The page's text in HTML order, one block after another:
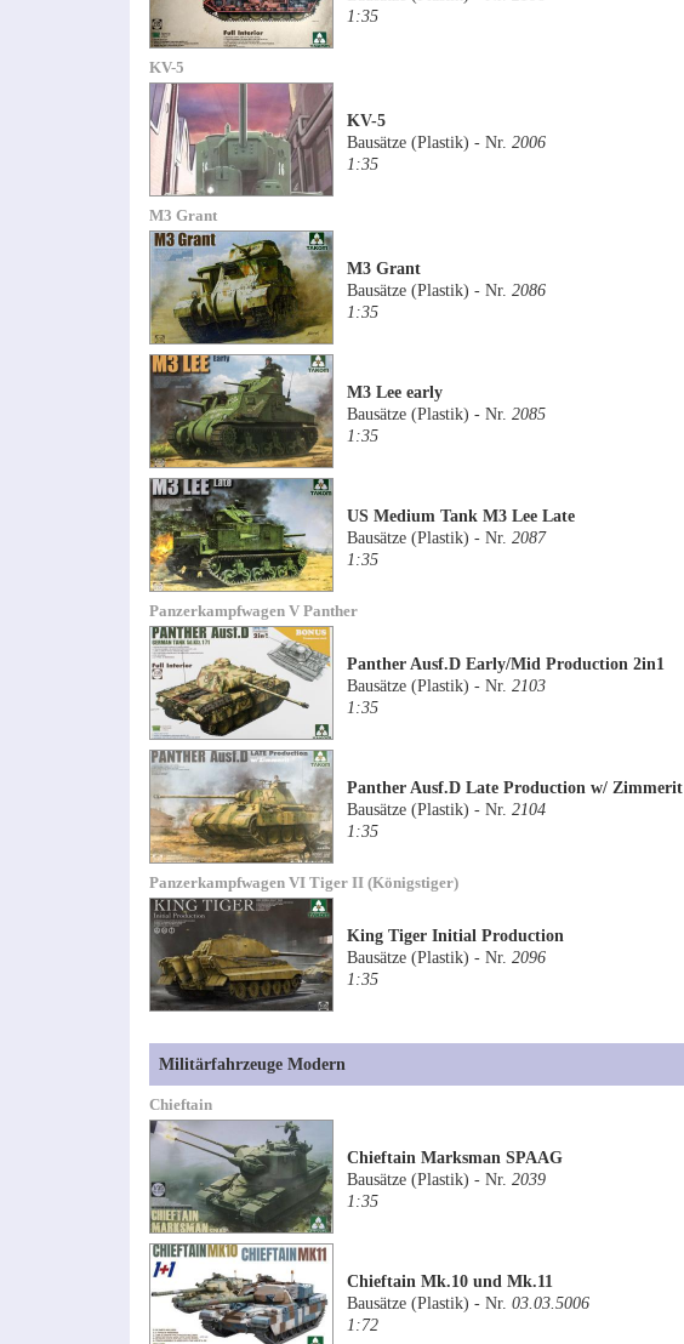
1:35
KV-5
KV-5
Bausätze (Plastik) - Nr. 2006
1:35
M3 Grant
M3 Grant
Bausätze (Plastik) - Nr. 2086
1:35
M3 Lee early
Bausätze (Plastik) - Nr. 2085
1:35
US Medium Tank M3 Lee Late
Bausätze (Plastik) - Nr. 2087
1:35
Panzerkampfwagen V Panther
Panther Ausf.D Early/Mid Production 2in1
Bausätze (Plastik) - Nr. 2103
1:35
Panther Ausf.D Late Production w/ Zimmerit
Bausätze (Plastik) - Nr. 2104
1:35
Panzerkampfwagen VI Tiger II (Königstiger)
King Tiger Initial Production
Bausätze (Plastik) - Nr. 2096
1:35
Militärfahrzeuge Modern
Chieftain
Chieftain Marksman SPAAG
Bausätze (Plastik) - Nr. 2039
1:35
Chieftain Mk.10 und Mk.11
Bausätze (Plastik) - Nr. 03.03.5006
1:72